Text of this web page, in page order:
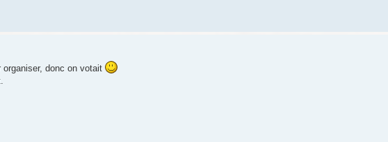
organiser, donc on votait